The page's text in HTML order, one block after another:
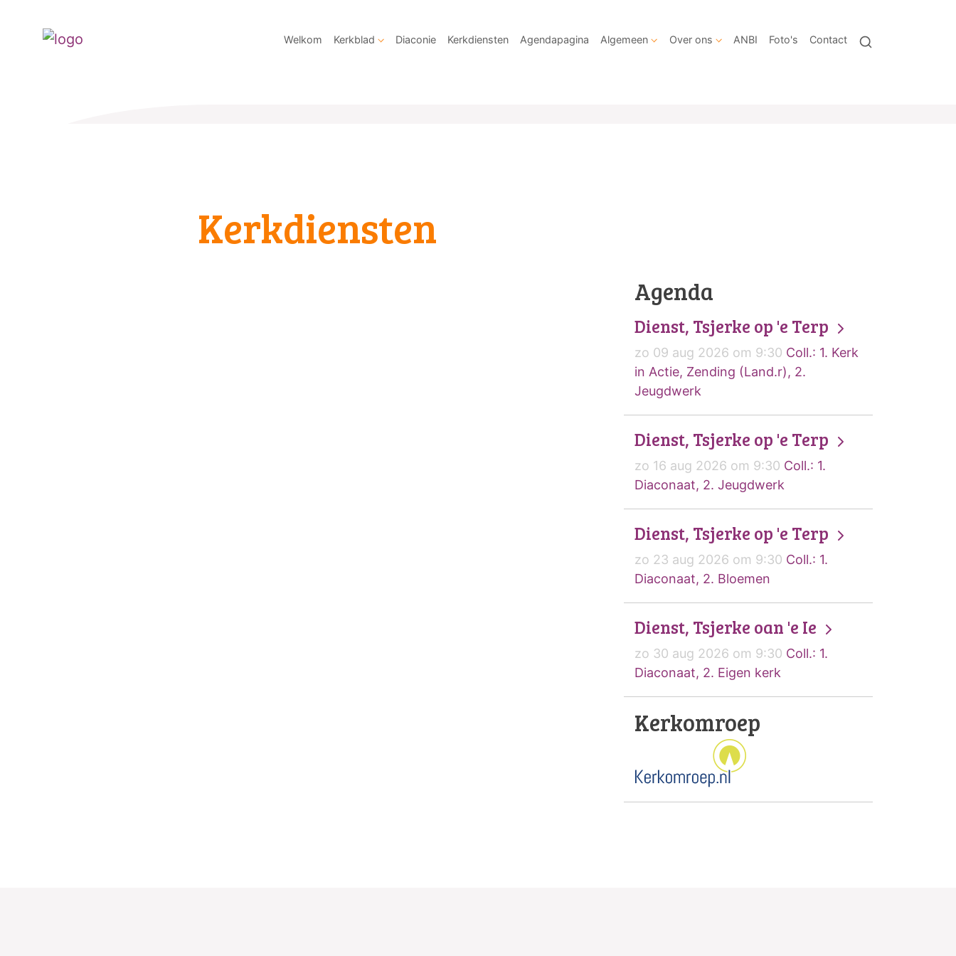
Welkom Kerkblad Diaconie Kerkdiensten Agendapagina Algemeen Over ons ANBI Foto's Contact
Kerkdiensten
Agenda
Dienst, Tsjerke op 'e Terp
zo 09 aug 2026 om 9:30 Coll.: 1. Kerk
in Actie, Zending (Land.r), 2.
Jeugdwerk
Dienst, Tsjerke op 'e Terp
zo 16 aug 2026 om 9:30 Coll.: 1.
Diaconaat, 2. Jeugdwerk
Dienst, Tsjerke op 'e Terp
zo 23 aug 2026 om 9:30 Coll.: 1.
Diaconaat, 2. Bloemen
Dienst, Tsjerke oan 'e Ie
zo 30 aug 2026 om 9:30 Coll.: 1.
Diaconaat, 2. Eigen kerk
Kerkomroep